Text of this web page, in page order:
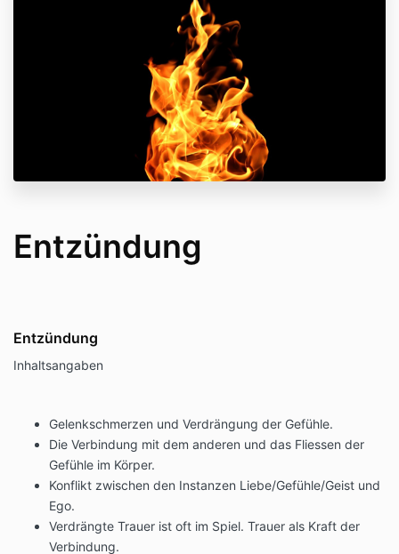
Anouk Claes verkauft über das Internet verschiedene
Online-Produkte. Diese Online-Produkte bestehen
aus verschiedenen Weiterbildungsangeboten, der
Online-Teilnahme an magischen Kreisen in Form eines
Monatlichen Abonnements und Videos und eBooks an
Kunden im In- und Ausland in elektronischer Form
(ePub und Mobi). Zum Ansehen/Lesen von eBooks
muss eine entsprechende Software installiert sein,
und benötigt einen Internetzugang, wofür der Kunde
selber verantwortlich ist.
Urhebergesetz und verpflichtet sich, das Copyright
im weiteren Verlauf der Allgemeinen
Geschäftbedingungen zusammenfassend benannt
als Online-Produkte.
Entzündung
Entzündung
Inhaltsangaben
Gelenkschmerzen und Verdrängung der Gefühle.
Die Verbindung mit dem anderen und das Fliessen der
Gefühle im Körper.
Konflikt zwischen den Instanzen Liebe/Gefühle/Geist und
Ego.
Verdrängte Trauer ist oft im Spiel. Trauer als Kraft der
Verbindung.